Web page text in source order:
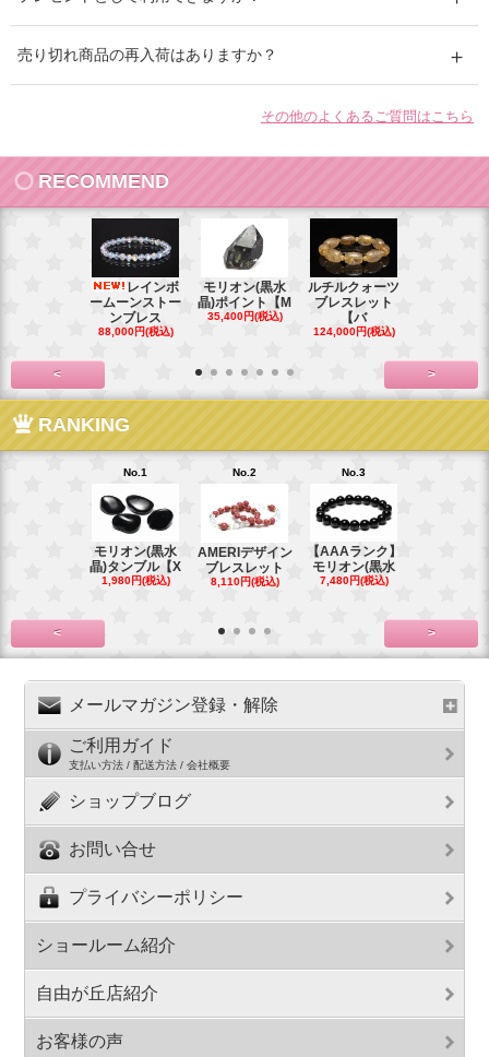
売り切れ商品の再入荷はありますか？
その他のよくあるご質問はこちら
RECOMMEND
レインボ
ームーンストー
ンブレス
88,000円(税込)
モリオン(黒水
晶)ポイント【M
35,400円(税込)
ルチルクォーツ
ブレスレット
【バ
124,000円(税込)
< >
RANKING
No.1
モリオン(黒水
晶)タンブル【X
1,980円(税込)
No.2
AMERIデザイン
ブレスレット
8,110円(税込)
No.3
【AAAランク】
モリオン(黒水
7,480円(税込)
< >
メールマガジン登録・解除
ご利用ガイド
支払い方法 / 配送方法 / 会社概要
ショップブログ
お問い合せ
プライバシーポリシー
ショールーム紹介
自由が丘店紹介
お客様の声